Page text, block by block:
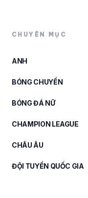
CHUYÊN MỤC
ANH
BÓNG CHUYỀN
BÓNG ĐÁ NỮ
CHAMPION LEAGUE
CHÂU ÂU
ĐỘI TUYỂN QUỐC GIA